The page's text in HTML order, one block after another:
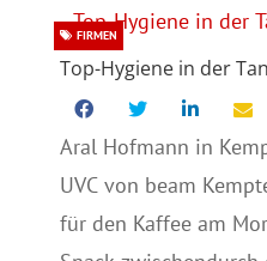
Top-Hygiene in der
FIRMEN
Aral Hofmann in
UVC von beam
für den Kaffee am